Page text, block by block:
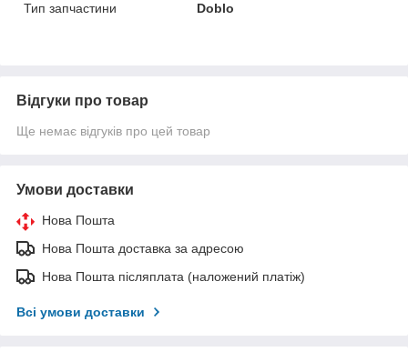
Тип запчастини
Doblo
Відгуки про товар
Ще немає відгуків про цей товар
Умови доставки
Нова Пошта
Нова Пошта доставка за адресою
Нова Пошта післяплата (наложений платіж)
Всі умови доставки